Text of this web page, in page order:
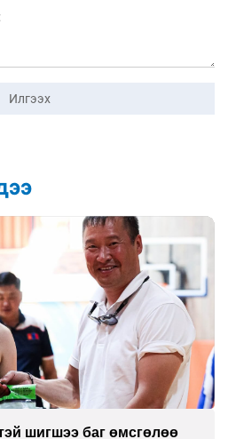
Илгээх
хэн уригдав